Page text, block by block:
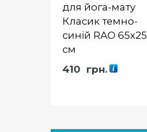
для йога-мату
Класик темно-
синій RAO 65х25
см
410 грн.